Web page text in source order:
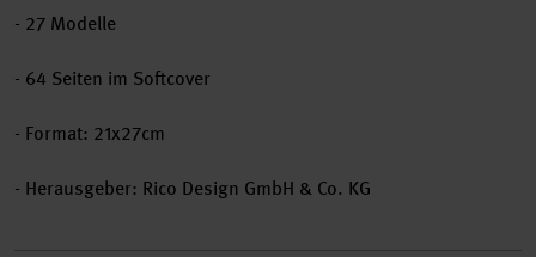
- 27 Modelle
- 64 Seiten im Softcover
- Format: 21x27cm
- Herausgeber: Rico Design GmbH & Co. KG